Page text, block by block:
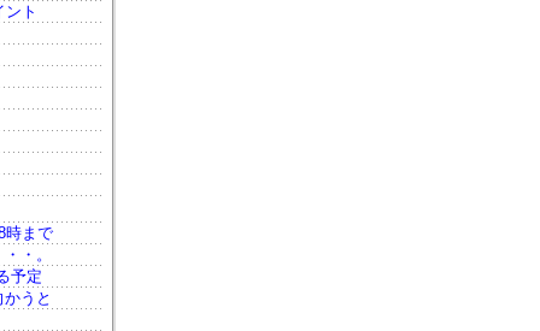
ト
時まで
・。
予定
うと